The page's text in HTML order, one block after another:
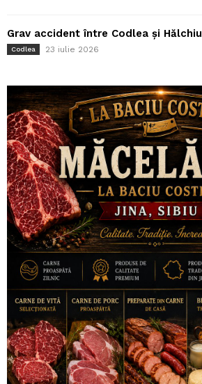
Grav accident între Codlea și Hălchiu
Codlea 23 iulie 2026